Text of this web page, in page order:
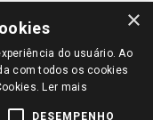
E SELECIONE A LOJA DE
DA SUA REGIÃO OU
SITE SÃO VÁLIDOS APENAS
×
do usuário. Ao
com todos os cookies
Ler mais
DESEMPENHO